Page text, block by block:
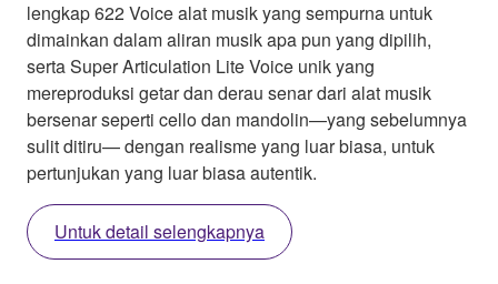
lengkap 622 Voice alat musik yang sempurna untuk
dimainkan dalam aliran musik apa pun yang dipilih,
serta Super Articulation Lite Voice unik yang
mereproduksi getar dan derau senar dari alat musik
bersenar seperti cello dan mandolin—yang sebelumnya
sulit ditiru— dengan realisme yang luar biasa, untuk
pertunjukan yang luar biasa autentik.
Untuk detail selengkapnya